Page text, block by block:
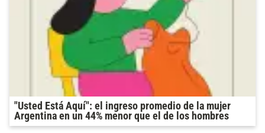
"Usted Está Aquí": el ingreso promedio de la mujer
Argentina en un 44% menor que el de los hombres